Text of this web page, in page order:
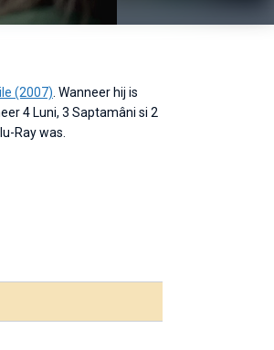
(2007) . Wanneer hij is
4 Luni, 3 Saptamâni si 2
Ray was.